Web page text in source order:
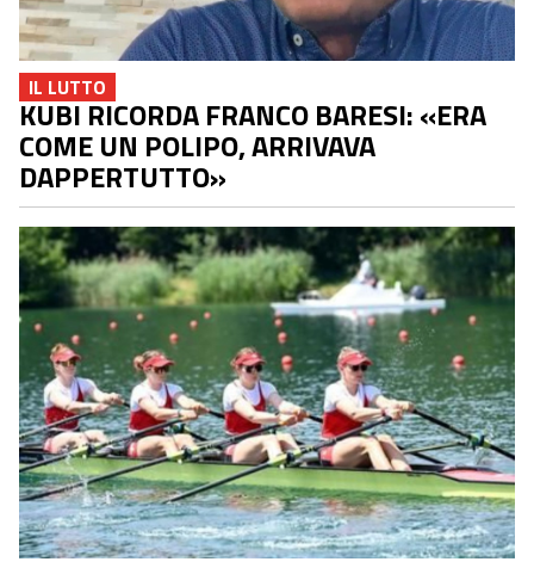
IL LUTTO
KUBI RICORDA FRANCO BARESI: «ERA
COME UN POLIPO, ARRIVAVA
DAPPERTUTTO»